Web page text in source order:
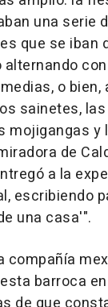
una serie
que se iban
o bien,
sainetes,
mojigangas y
de
a la
escribiendo
una casa'".
compañía
barroca